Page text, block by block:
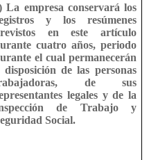
La empresa conservará los
y los resúmenes
en este artículo
cuatro años, periodo
el cual permanecerán
disposición de las personas
de sus
legales y de la
de Trabajo y
Social.